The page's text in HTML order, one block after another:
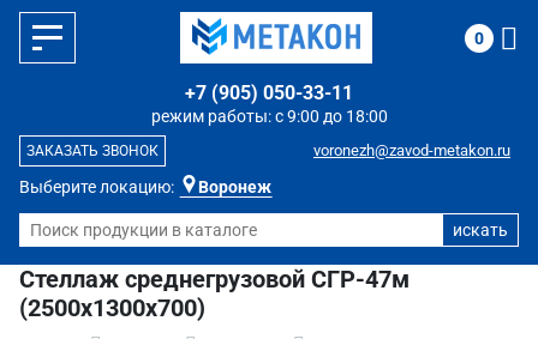
Выберите локацию: Воронеж
режим работы: с 9:00 до 18:00
+7 (905) 050-33-11
voronezh@zavod-metakon.ru
ЗАКАЗАТЬ ЗВОНОК
0
Стеллаж среднегрузовой СГР-47м
(2500х1300х700)